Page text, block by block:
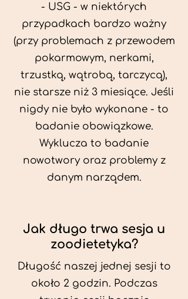
- USG - w niektórych
przypadkach bardzo ważny
(przy problemach z przewodem
pokarmowym, nerkami,
trzustką, wątrobą, tarczycą),
nie starsze niż 3 miesiące. Jeśli
nigdy nie było wykonane - to
badanie obowiązkowe.
Wyklucza to badanie
nowotwory oraz problemy z
danym narządem.
Jak długo trwa sesja u
zoodietetyka?
Długość naszej jednej sesji to
około 2 godzin. Podczas